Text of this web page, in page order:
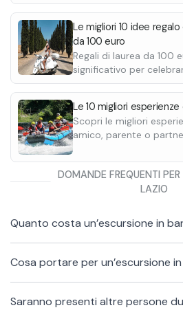
Le migliori 10 idee
da 100 euro
Regali di laurea da 100
significativo per
unico nella vita. Scopri
regalo per ragazza.
Le 10 migliori
Scopri le migliori
amico, parente o
DOMANDE FREQUENTI PER
LAZIO
Quanto costa un’escursione in
Cosa portare per un’escursione
Saranno presenti altre persone